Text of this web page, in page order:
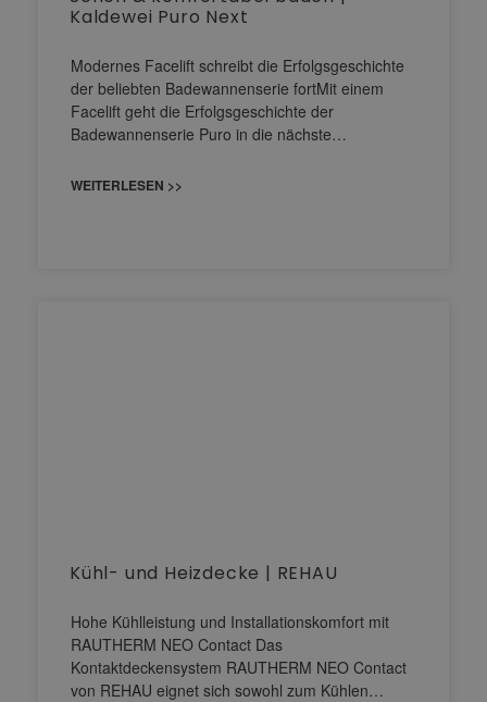
Kaldewei Puro Next
Modernes Facelift schreibt die Erfolgsgeschichte
der beliebten Badewannenserie fortMit einem
Facelift geht die Erfolgsgeschichte der
Badewannenserie Puro in die nächste…
WEITERLESEN >>
Kühl- und Heizdecke | REHAU
Hohe Kühlleistung und Installationskomfort mit
RAUTHERM NEO Contact Das
Kontaktdeckensystem RAUTHERM NEO Contact
von REHAU eignet sich sowohl zum Kühlen…